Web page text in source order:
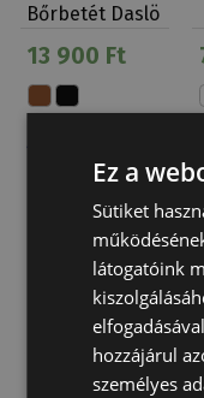
Bőrbetét Daslö
13 900 Ft
Ez a
Sütiket
látogatóink
hozzájárul
személyes